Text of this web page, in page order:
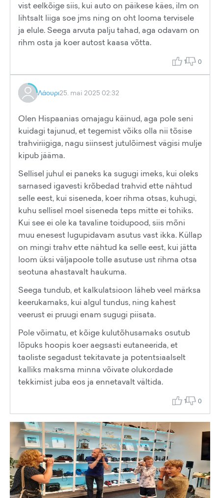
vist eelkõige siis, kui auto on päikese käes, ilm on
lihtsalt liiga soe jms ning on oht looma tervisele
ja elule. Seega arvuta palju tahad, aga odavam on
rihm osta ja koer autost kaasa võtta.
1 0
Λάουρι25. mai 2025 02:32
Olen Hispaanias omajagu käinud, aga pole seni
kuidagi tajunud, et tegemist võiks olla nii tõsise
trahviriigiga, nagu siinsest jutulõimest vägisi mulje
kipub jääma.
Sellisel juhul ei paneks ka sugugi imeks, kui oleks
sarnased igavesti krõbedad trahvid ette nähtud
selle eest, kui siseneda, koer rihma otsas, kuhugi,
kuhu sellisel moel siseneda teps mitte ei tohiks.
Kui see ei ole ka tavaline toidupood, siis mõni
muu enesest lugupidavam asutus vast ikka. Küllap
on mingi trahv ette nähtud ka selle eest, kui jätta
loom üksi väljapoole tolle asutuse ust rihma otsa
seotuna ahastavalt haukuma.
Seega tundub, et kalkulatsioon läheb veel märksa
keerukamaks, kui algul tundus, ning kahest
veerust ei pruugi enam sugugi piisata.
Pole võimatu, et kõige kulutõhusamaks osutub
lõpuks hoopis koer aegsasti eutaneerida, et
taoliste segadust tekitavate ja potentsiaalselt
kalliks maksma minna võivate olukordade
tekkimist juba eos ja ennetavalt vältida.
1 0